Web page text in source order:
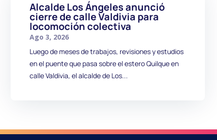
Alcalde Los Ángeles anunció
cierre de calle Valdivia para
locomoción colectiva
Ago 3, 2026
Luego de meses de trabajos, revisiones y estudios
en el puente que pasa sobre el estero Quilque en
calle Valdivia, el alcalde de Los...